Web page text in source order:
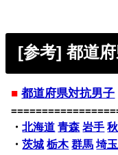
[参考] 都道
■ 都道府県対抗男子
・北海道 青森 岩手
・茨城 栃木 群馬 埼玉